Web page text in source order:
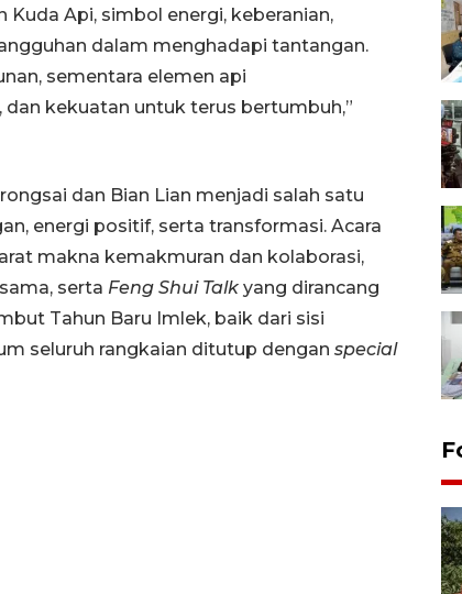
Kuda Api, simbol energi, keberanian,
dalam menghadapi tantangan.
sementara elemen api
kekuatan untuk terus bertumbuh,”
dan Bian Lian menjadi salah satu
energi positif, serta transformasi. Acara
makna kemakmuran dan kolaborasi,
serta Feng Shui Talk yang dirancang
Tahun Baru Imlek, baik dari sisi
seluruh rangkaian ditutup dengan special